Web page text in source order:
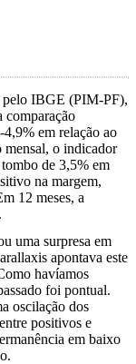
pelo IBGE (PIM-PF),
comparação
em relação ao
mensal, o indicador
de 3,5% em
na margem,
12 meses, a
uma surpresa em
apontava este
havíamos
foi pontual.
oscilação dos
positivos e
em baixo